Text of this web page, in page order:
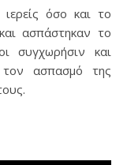
όσο και το
ασπάστηκαν το
συγχωρήσιν και
τον ασπασμό της